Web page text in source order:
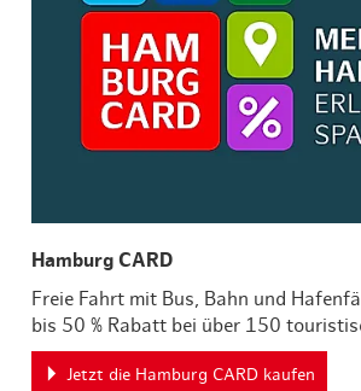
Hamburg CARD
Freie Fahrt mit Bus, Bahn und
bis 50 % Rabatt bei über 150
Jetzt die Hamburg CARD kaufen